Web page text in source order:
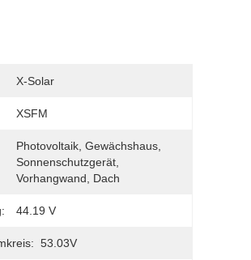
X-Solar
XSFM
Photovoltaik, Gewächshaus,
Sonnenschutzgerät,
Vorhangwand, Dach
44.19 V
53.03V